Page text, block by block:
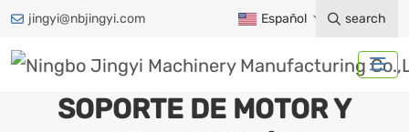
jingyi@nbjingyi.com Español search
SOPORTE DE MOTOR Y